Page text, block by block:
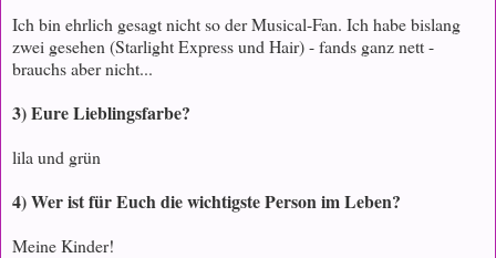
Ich bin ehrlich gesagt nicht so der Musical-Fan. Ich habe bislang
zwei gesehen (Starlight Express und Hair) - fands ganz nett -
brauchs aber nicht...
3) Eure Lieblingsfarbe?
lila und grün
4) Wer ist für Euch die wichtigste Person im Leben?
Meine Kinder!